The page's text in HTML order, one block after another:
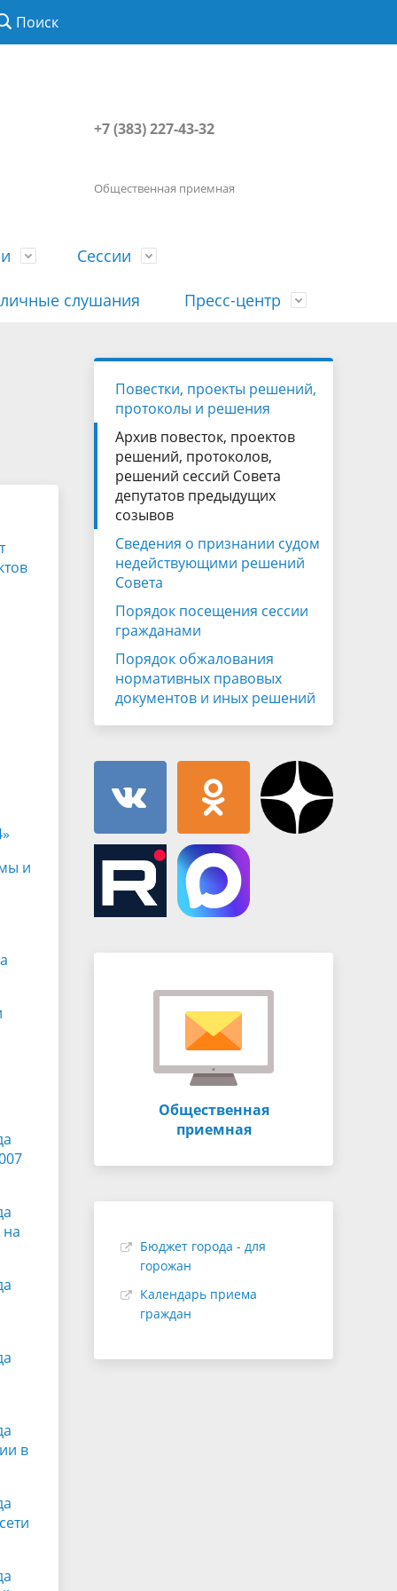
Поиск
+7 (383) 227-43-32
Общественная приемная
История
Муниципальная служба
Объявления
Сессии
Порядок посещения сессии
гражданами
Сведения о доходах, расходах, об
имуществе, обязательствах
имущественного характера
Информационные материалы
слушания Пресс-центр
Наша "Прямая линия"
и
в
Повестки, проекты решений,
протоколы и решения
Архив повесток, проектов
решений, протоколов,
решений сессий Совета
депутатов предыдущих
созывов
Сведения о признании судом
недействующими решений
Совета
Порядок посещения сессии
гражданами
Порядок обжалования
нормативных правовых
документов и иных решений
Общественная
приемная
Бюджет города - для
горожан
Календарь приема
граждан